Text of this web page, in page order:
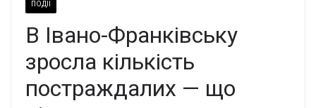
ПОДІЇ
В Івано-Франківську
зросла кількість
постраждалих — що